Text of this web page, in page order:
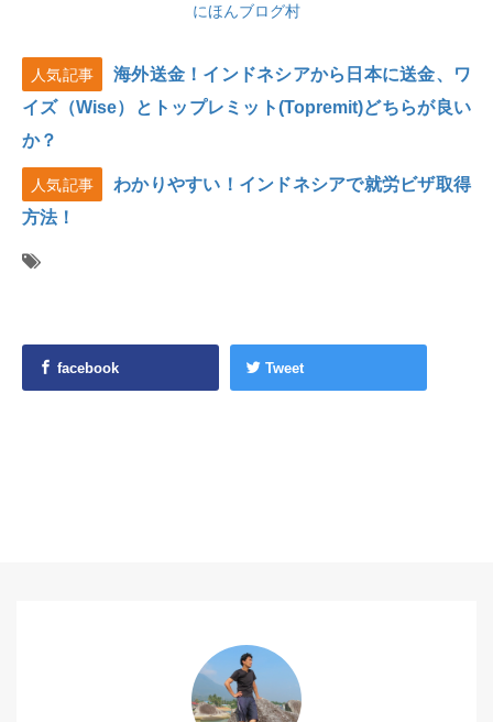
にほんブログ村
人気記事
海外送金！インドネシアから日本に送金、ワ
イズ（Wise）とトップレミット(Topremit)どちらが良い
か？
人気記事
わかりやすい！インドネシアで就労ビザ取得
方法！
facebook Tweet